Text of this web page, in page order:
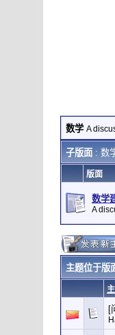
数学 A
子版面: 数
版面
数学
A
主题位于版
[